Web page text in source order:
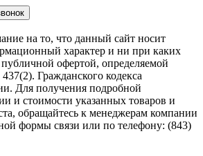
на то, что данный сайт носит
характер и ни при каких
публичной офертой, определяемой
Гражданского кодекса
Для получения подробной
и стоимости указанных товаров и
обращайтесь к менеджерам компании
формы связи или по телефону: (843)